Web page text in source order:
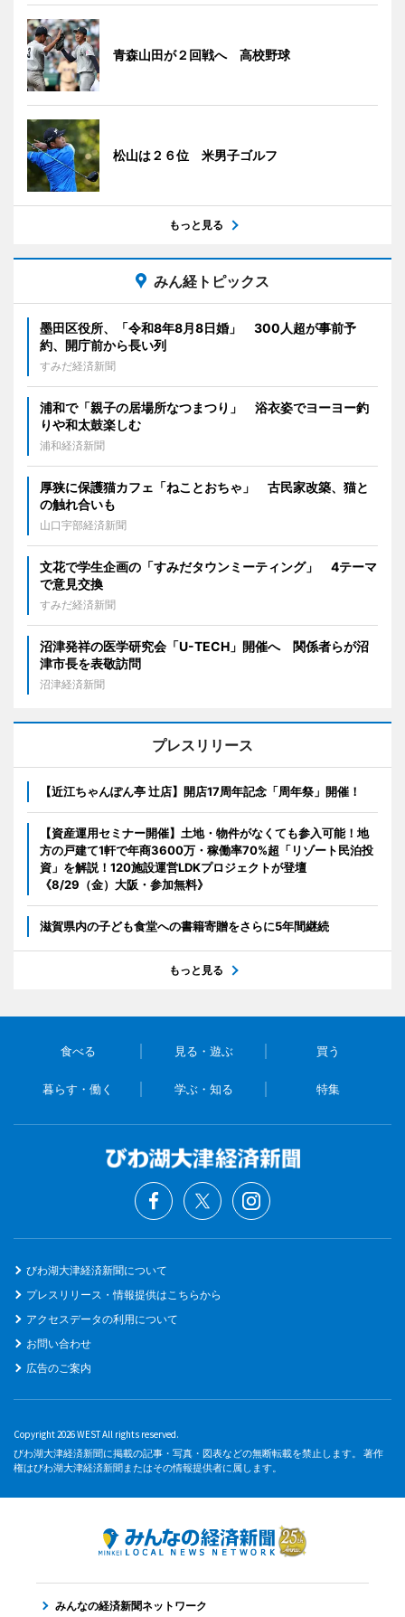
青森山田が２回戦へ 高校野球
松山は２６位 米男子ゴルフ
もっと見る
みん経トピックス
墨田区役所、「令和8年8月8日婚」 300人超が事前予
約、開庁前から長い列
すみだ経済新聞
浦和で「親子の居場所なつまつり」 浴衣姿でヨーヨー釣
りや和太鼓楽しむ
浦和経済新聞
厚狭に保護猫カフェ「ねことおちゃ」 古民家改築、猫と
の触れ合いも
山口宇部経済新聞
文花で学生企画の「すみだタウンミーティング」 4テーマ
で意見交換
すみだ経済新聞
沼津発祥の医学研究会「U-TECH」開催へ 関係者らが沼
津市長を表敬訪問
沼津経済新聞
プレスリリース
【近江ちゃんぽん亭 辻店】開店17周年記念「周年祭」開催！
【資産運用セミナー開催】土地・物件がなくても参入可能！地
方の戸建て1軒で年商3600万・稼働率70%超「リゾート民泊投
資」を解説！120施設運営LDKプロジェクトが登壇
《8/29（金）大阪・参加無料》
滋賀県内の子ども食堂への書籍寄贈をさらに5年間継続
もっと見る
食べる 見る・遊ぶ 買う
暮らす・働く 学ぶ・知る 特集
びわ湖大津経済新聞について
プレスリリース・情報提供はこちらから
アクセスデータの利用について
お問い合わせ
広告のご案内
Copyright 2026 WEST All rights reserved.
びわ湖大津経済新聞に掲載の記事・写真・図表などの無断転載を禁止します。 著作
権はびわ湖大津経済新聞またはその情報提供者に属します。
みんなの経済新聞ネットワーク